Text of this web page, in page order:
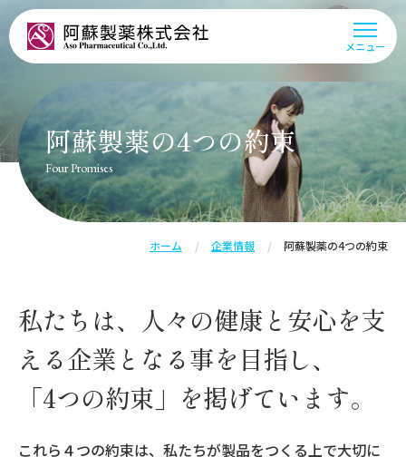
阿蘇製薬株式会社 メニュー
阿蘇製薬の4つの約束
Four Promises
ホーム 企業情報 阿蘇製薬の4つの約束
私たちは、人々の健康と安心を支
える企業となる事を目指し、
「4つの約束」を掲げています。
これら４つの約束は、私たちが製品をつくる上で大切に